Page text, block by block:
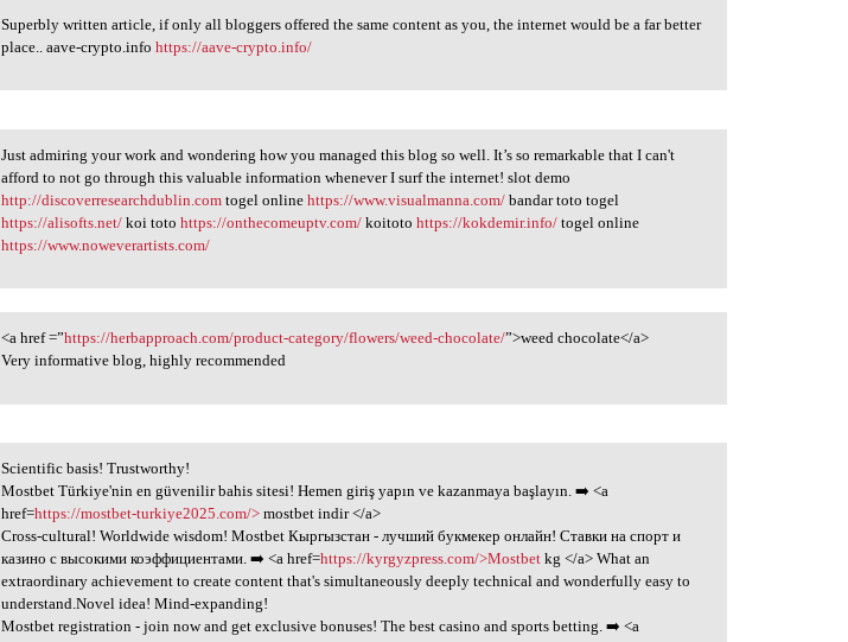
Superbly written article, if
Superbly written article, if only all bloggers offered the same content as you, the internet would be a far better
place.. aave-crypto.infohttps://aave-crypto.info/
Just admiring your work and
Just admiring your work and wondering how you managed this blog so well. It’s so remarkable that I can't
afford to not go through this valuable information whenever I surf the internet! slot demo
http://discoverresearchdublin.com togel onlinehttps://www.visualmanna.com/ bandar toto togel
https://alisofts.net/ koi totohttps://onthecomeuptv.com/ koitotohttps://kokdemir.info/ togel online
https://www.noweverartists.com/
<a href =”https:/
<a href =”https://herbapproach.com/product-category/flowers/weed-chocolate/”>weed chocolate</a>
Very informative blog, highly recommended
Scientific basis! Trustworthy
Scientific basis! Trustworthy!
Mostbet Türkiye'nin en güvenilir bahis sitesi! Hemen giriş yapın ve kazanmaya başlayın. ➡️ <a
href=https://mostbet-turkiye2025.com/> mostbet indir </a>
Cross-cultural! Worldwide wisdom! Mostbet Кыргызстан - лучший букмекер онлайн! Ставки на спорт и
казино с высокими коэффициентами. ➡️ <a href=https://kyrgyzpress.com/>Mostbet kg </a> What an
extraordinary achievement to create content that's simultaneously deeply technical and wonderfully easy to
understand.Novel idea! Mind-expanding!
Mostbet registration - join now and get exclusive bonuses! The best casino and sports betting. ➡️ <a